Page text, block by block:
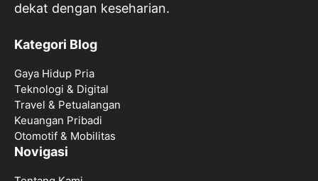
dekat dengan keseharian.
Kategori Blog
Gaya Hidup Pria
Teknologi & Digital
Travel & Petualangan
Keuangan Pribadi
Otomotif & Mobilitas
Novigasi